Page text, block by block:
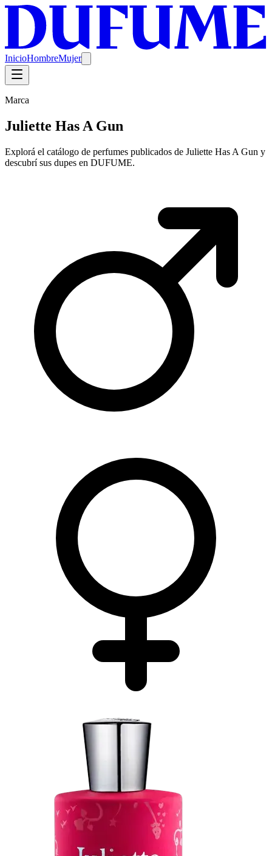
InicioHombreMujer
Marca
Juliette Has A Gun
Explorá el catálogo de perfumes publicados de Juliette Has A Gun y
descubrí sus dupes en DUFUME.